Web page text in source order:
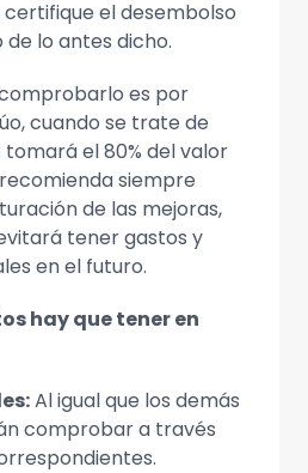
el desembolso
lo antes dicho.
es por
cuando se trate de
el 80% del valor
siempre
de las mejoras,
tener gastos y
en el futuro.
hay que tener en
Al igual que los demás
comprobar a través